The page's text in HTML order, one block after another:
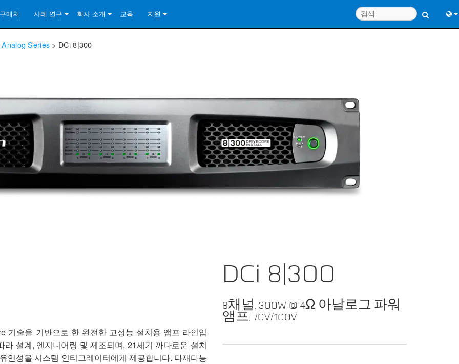
Series- BLU Link
Install Network Series
Install Analog Series
Install DA Series
Install Network Series
구매처 사례 연구 회사 소개
전 세계의 Crown
교육 지원
소프트웨어
다운로드
보증
제품 등록
Series > DCi 8|300
술을 기반으로 한 완전한 고성능 설치용 앰프 라인입
설계, 엔지니어링 및 제조되며, 21세기 까다로운 설치
연성을 시스템 인티그레이터에게 제공합니다. 다재다능
DCi 8|300
8채널, 300W @ 4Ω 아날로그 파워
앰프, 70V/100V